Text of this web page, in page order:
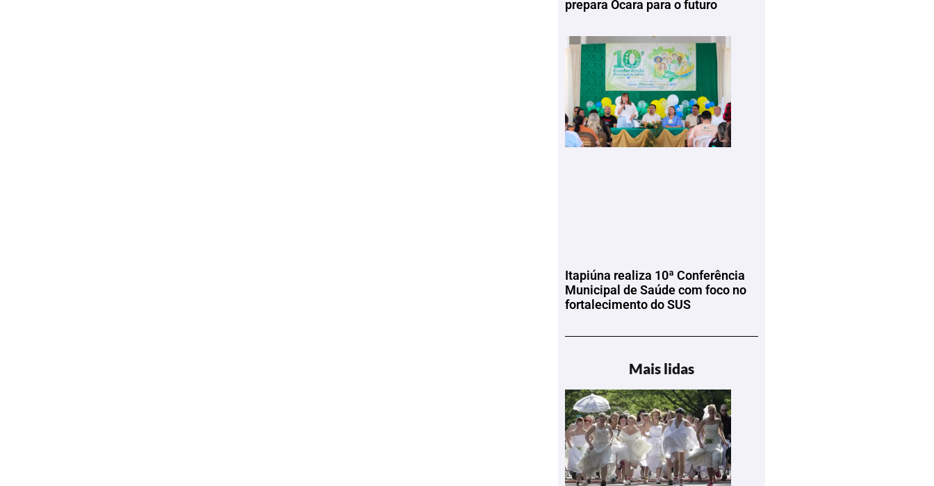
prepara Ocara para o futuro
Itapiúna realiza 10ª Conferência
Municipal de Saúde com foco no
fortalecimento do SUS
Mais lidas